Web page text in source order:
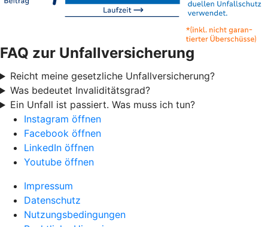
FAQ zur Unfallversicherung
Reicht meine gesetzliche Unfallversicherung?
Was bedeutet Invaliditätsgrad?
Ein Unfall ist passiert. Was muss ich tun?
Instagram öffnen
Facebook öffnen
LinkedIn öffnen
Youtube öffnen
Impressum
Datenschutz
Nutzungsbedingungen